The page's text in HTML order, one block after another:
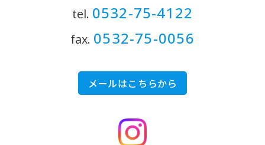
tel. 0532-75-4122
fax. 0532-75-0056
メールはこちらから